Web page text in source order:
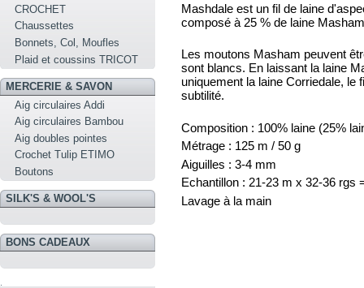
CROCHET
Chaussettes
Bonnets, Col, Moufles
Plaid et coussins TRICOT
MERCERIE & SAVON
Aig circulaires Addi
Aig circulaires Bambou
Aig doubles pointes
Crochet Tulip ETIMO
Boutons
SILK'S & WOOL'S
BONS CADEAUX
Mashdale est un fil de laine
composé à 25 % de laine
Les moutons Masham peuvent
sont blancs. En laissant la laine
uniquement la laine Corriedale, le
subtilité.
Composition : 100% laine (25%
Métrage : 125 m / 50 g
Aiguilles : 3-4 mm
Echantillon : 21-23 m x 32-36 rgs
Lavage à la main